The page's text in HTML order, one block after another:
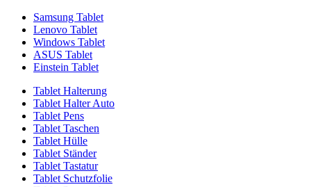
Samsung Tablet
Lenovo Tablet
Windows Tablet
ASUS Tablet
Einstein Tablet
Tablet Halterung
Tablet Halter Auto
Tablet Pens
Tablet Taschen
Tablet Hülle
Tablet Ständer
Tablet Tastatur
Tablet Schutzfolie